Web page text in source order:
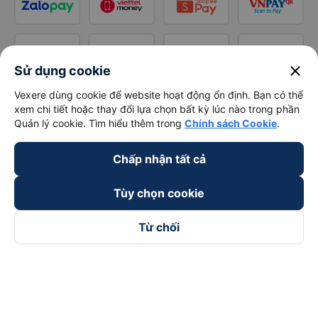
Sử dụng cookie close
Vexere dùng cookie để website hoạt động ổn định. Bạn có thể
xem chi tiết hoặc thay đổi lựa chọn bất kỳ lúc nào trong phần
Quản lý cookie. Tìm hiểu thêm trong Chính sách Cookie.
Chấp nhận tất cả
Tùy chọn cookie
Từ chối